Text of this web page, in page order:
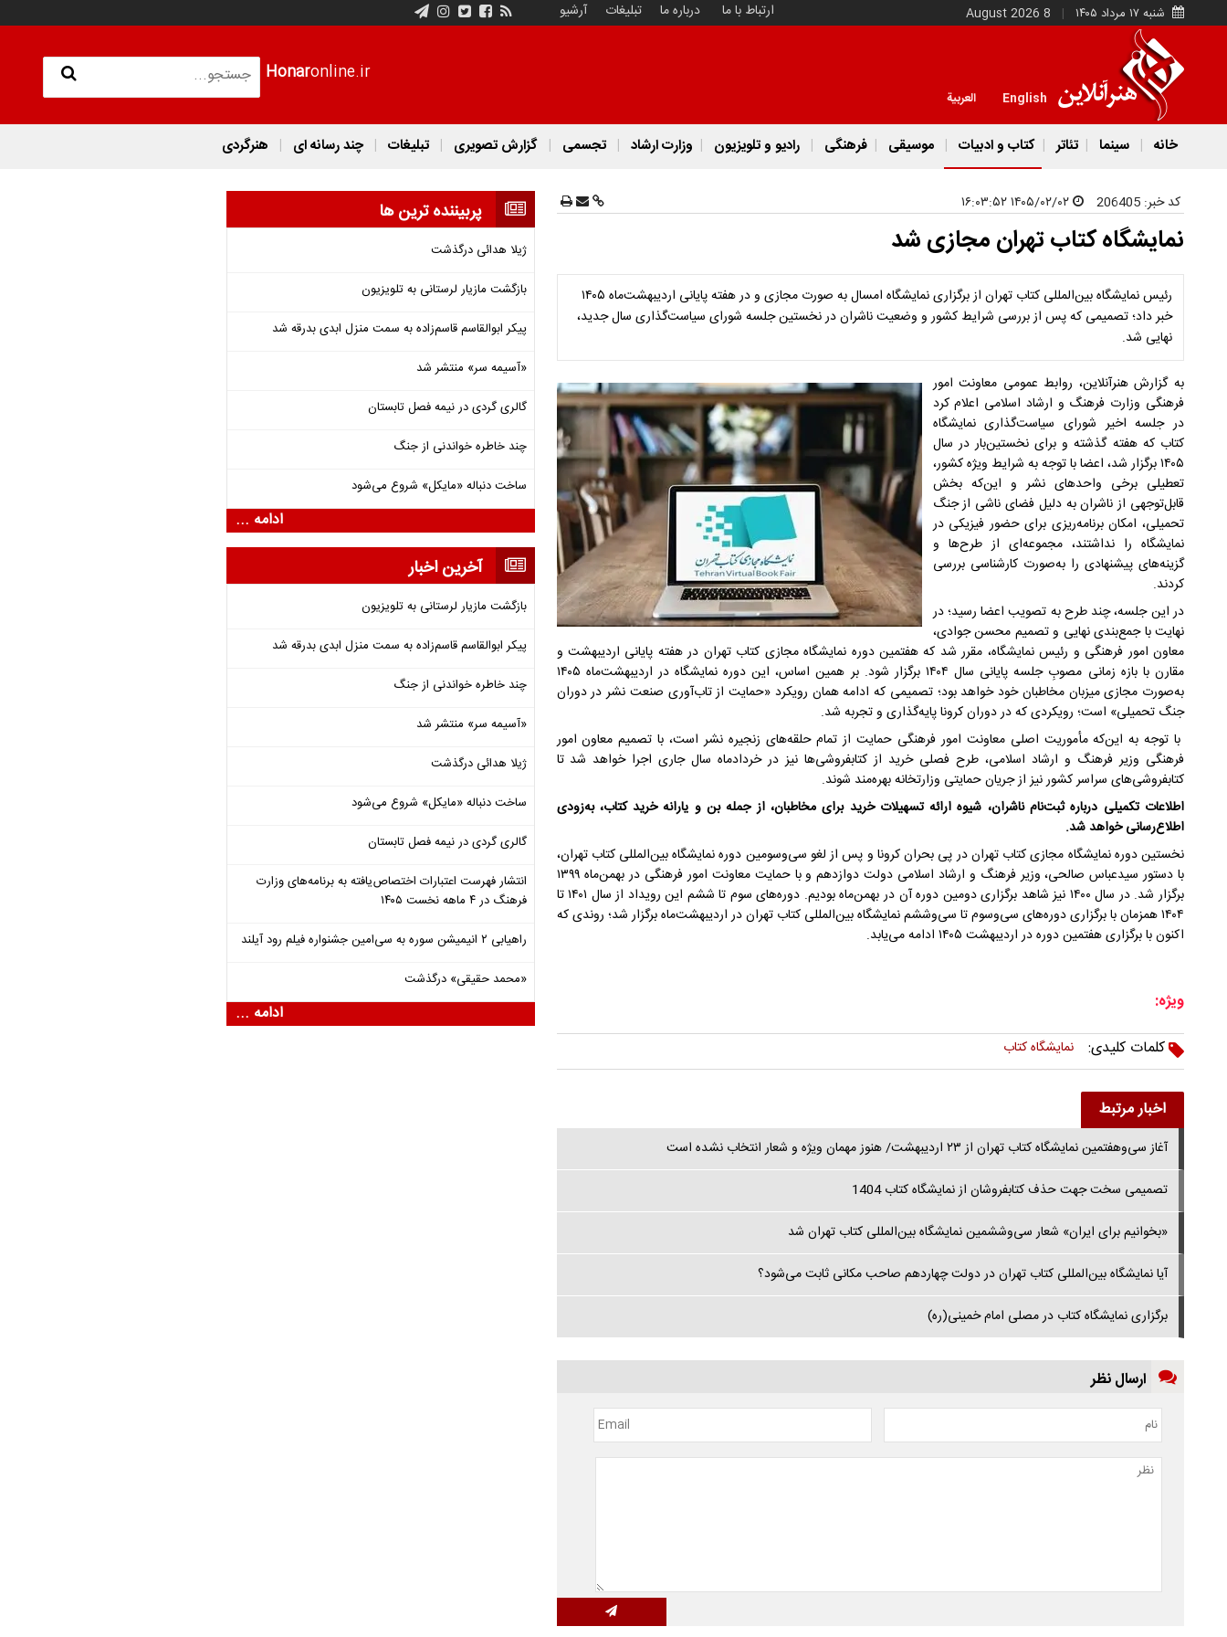
شنبه ۱۷ مرداد ۱۴۰۵ 8 August 2026 ارتباط با ما درباره ما تبلیغات آرشیو
Honaronline.ir
English العربية
خانه سینما تئاتر کتاب و ادبیات موسیقی فرهنگی رادیو و تلویزیون وزارت ارشاد تجسمی گزارش تصویری تبلیغات چند رسانه ای هنرگردی
کد خبر: 206405
نمایشگاه کتاب تهران مجازی شد
رئیس نمایشگاه بین‌المللی کتاب تهران از برگزاری نمایشگاه امسال به صورت مجازی و در هفته پایانی اردیبهشت‌ماه ۱۴۰۵
خبر داد؛ تصمیمی که پس از بررسی شرایط کشور و وضعیت ناشران در نخستین جلسه شورای سیاست‌گذاری سال جدید،
نهایی شد.
به گزارش هنرآنلاین، روابط عمومی معاونت امور
فرهنگی وزارت فرهنگ و ارشاد اسلامی اعلام کرد
در جلسه اخیر شورای سیاست‌گذاری نمایشگاه
کتاب که هفته گذشته و برای نخستین‌بار در سال
۱۴۰۵ برگزار شد، اعضا با توجه به شرایط ویژه کشور،
تعطیلی برخی واحدهای نشر و این‌که بخش
قابل‌توجهی از ناشران به دلیل فضای ناشی از جنگ
تحمیلی، امکان برنامه‌ریزی برای حضور فیزیکی در
نمایشگاه را نداشتند، مجموعه‌ای از طرح‌ها و
گزینه‌های پیشنهادی را به‌صورت کارشناسی بررسی
کردند.
در این جلسه، چند طرح به تصویب اعضا رسید؛ در
نهایت با جمع‌بندی نهایی و تصمیم محسن جوادی،
معاون امور فرهنگی و رئیس نمایشگاه، مقرر شد که هفتمین دوره نمایشگاه مجازی کتاب تهران در هفته پایانی اردیبهشت و
مقارن با بازه زمانی مصوبِ جلسه پایانی سال ۱۴۰۴ برگزار شود. بر همین اساس، این دوره نمایشگاه در اردیبهشت‌ماه ۱۴۰۵
به‌صورت مجازی میزبان مخاطبان خود خواهد بود؛ تصمیمی که ادامه همان رویکرد «حمایت از تاب‌آوری صنعت نشر در دوران
جنگ تحمیلی» است؛ رویکردی که در دوران کرونا پایه‌گذاری و تجربه شد.
با توجه به این‌که مأموریت اصلی معاونت امور فرهنگی حمایت از تمام حلقه‌های زنجیره نشر است، با تصمیم معاون امور
فرهنگی وزیر فرهنگ و ارشاد اسلامی، طرح‌ فصلی خرید از کتابفروشی‌ها نیز در خردادماه سال جاری اجرا خواهد شد تا
کتابفروشی‌های سراسر کشور نیز از جریان حمایتی وزارتخانه بهره‌مند شوند.
اطلاعات تکمیلی درباره ثبت‌نام ناشران، شیوه ارائه تسهیلات خرید برای مخاطبان، از جمله بن و یارانه‌ خرید کتاب، به‌زودی
اطلاع‌رسانی خواهد شد.
نخستین دوره نمایشگاه مجازی کتاب تهران در پی بحران کرونا و پس از لغو سی‌وسومین دوره نمایشگاه بین‌المللی کتاب تهران،
با دستور سیدعباس صالحی، وزیر فرهنگ و ارشاد اسلامی دولت دوازدهم و با حمایت معاونت امور فرهنگی در بهمن‌ماه ۱۳۹۹
برگزار شد. در سال ۱۴۰۰ نیز شاهد برگزاری دومین دوره آن در بهمن‌ماه بودیم. دوره‌های سوم تا ششم این رویداد از سال ۱۴۰۱ تا
۱۴۰۴ همزمان با برگزاری دوره‌های سی‌وسوم تا سی‌وششم نمایشگاه بین‌المللی کتاب تهران در اردیبهشت‌ماه برگزار شد؛ روندی که
اکنون با برگزاری هفتمین دوره در اردیبهشت ۱۴۰۵ ادامه می‌یابد.
ویژه:
کلمات کلیدی:
نمایشگاه کتاب
اخبار مرتبط
آغاز سی‌وهفتمین نمایشگاه کتاب تهران از ۲۳ اردیبهشت/ هنوز مهمان ویژه و شعار انتخاب نشده است
تصمیمی سخت جهت حذف کتابفروشان از نمایشگاه کتاب 1404
«بخوانیم برای ایران» شعار سی‌وششمین نمایشگاه بین‌المللی کتاب تهران شد
آیا نمایشگاه بین‌المللی کتاب تهران در دولت چهاردهم صاحب مکانی ثابت می‌شود؟
برگزاری نمایشگاه کتاب در مصلی امام خمینی(ره)
ارسال نظر
پربیننده ترین ها
ژیلا هدائی درگذشت
بازگشت مازیار لرستانی به تلویزیون
پیکر ابوالقاسم قاسم‌زاده به سمت منزل ابدی بدرقه شد
«آسیمه سر» منتشر شد
گالری گردی در نیمه فصل تابستان
چند خاطره خواندنی از جنگ
ساخت دنباله «مایکل» شروع می‌شود
ادامه ...
آخرین اخبار
بازگشت مازیار لرستانی به تلویزیون
پیکر ابوالقاسم قاسم‌زاده به سمت منزل ابدی بدرقه شد
چند خاطره خواندنی از جنگ
«آسیمه سر» منتشر شد
ژیلا هدائی درگذشت
ساخت دنباله «مایکل» شروع می‌شود
گالری گردی در نیمه فصل تابستان
انتشار فهرست اعتبارات اختصاص‌یافته به برنامه‌های وزارت
فرهنگ در ۴ ماهه نخست ۱۴۰۵
راهیابی ۲ انیمیشن سوره به سی‌امین جشنواره فیلم رود آیلند
«محمد حقیقی» درگذشت
ادامه ...